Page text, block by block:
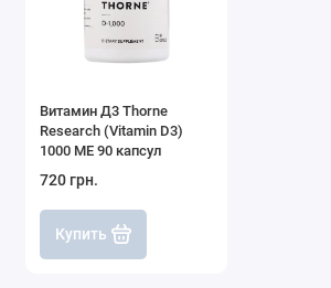
предназначено
Витамин Д3 Thorne
Research (Vitamin D3)
1000 МЕ 90 капсул
720 грн.
Купить